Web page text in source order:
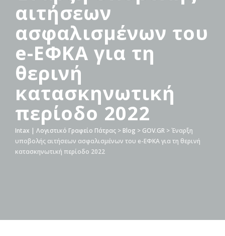
αιτήσεων
ασφαλισμένων του
e-ΕΦΚΑ για τη
θερινή
κατασκηνωτική
περίοδο 2022
Intax | Λογιστικό Γραφείο Πάτρας > Blog > GOV.GR >Έναρξη
υποβολής αιτήσεων ασφαλισμένων του e-ΕΦΚΑ για τη θερινή
κατασκηνωτική περίοδο 2022